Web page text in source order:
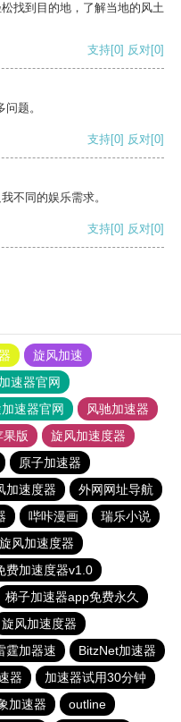
找到目的地，了解当地的风土
支持[0] 反对[0]
题。
支持[0] 反对[0]
不同的娱乐需求。
支持[0] 反对[0]
旋风加速
速器官网
速器官网
风驰加速器
果版
旋风加速度器
原子加速器
加速度器
外网网址导航
哔咔漫画
瑞乐小说
旋风加速度器
费加速度器v1.0
梯子加速器app免费永久
旋风加速度器
霆加器速
BitzNet加速器
器
加速器试用30分钟
加速器 outline